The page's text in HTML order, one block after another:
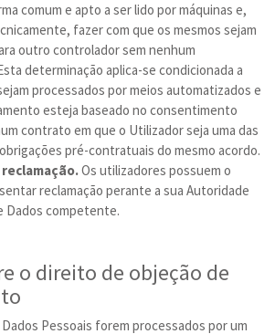
comum e apto a ser lido por máquinas e,
fazer com que os mesmos sejam
outro controlador sem nenhum
determinação aplica-se condicionada a
processados por meios automatizados e
esteja baseado no consentimento
contrato em que o Utilizador seja uma das
pré-contratuais do mesmo acordo.
Os utilizadores possuem o
reclamação perante a sua Autoridade
Dados competente.
o direito de objeção de
Pessoais forem processados por um